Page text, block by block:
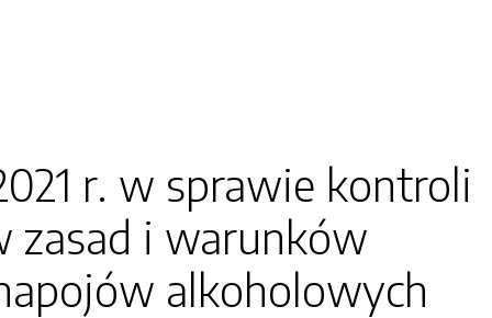
r. w sprawie kontroli
zasad i warunków
alkoholowych